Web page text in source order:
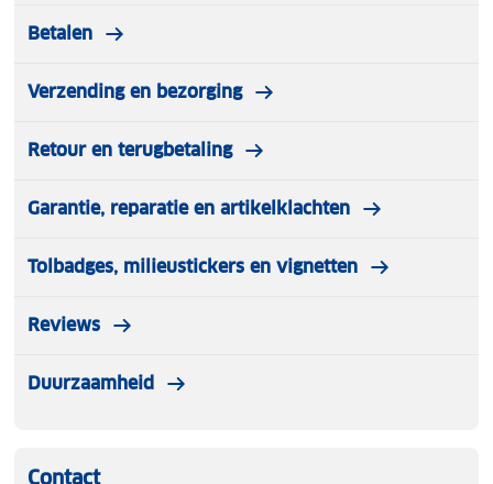
Betalen
Verzending en bezorging
Retour en terugbetaling
Garantie, reparatie en artikelklachten
Tolbadges, milieustickers en vignetten
Reviews
Duurzaamheid
Contact